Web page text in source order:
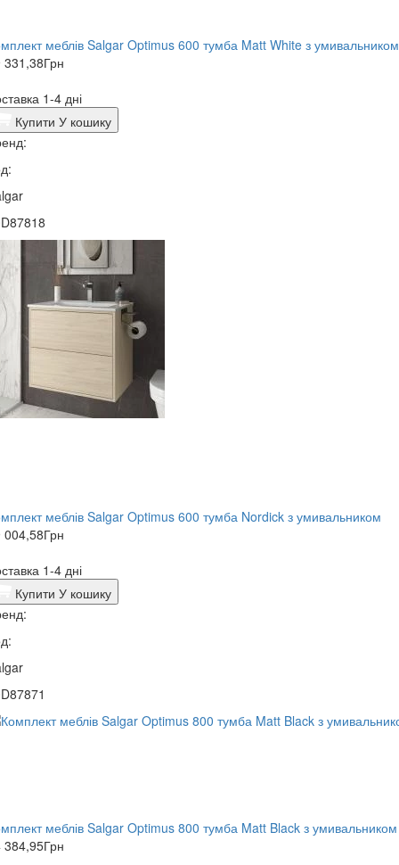
меблів Salgar Optimus 600 тумба Matt White з умивальником
331,38Грн
1-4 дні
Купити У кошику
меблів Salgar Optimus 600 тумба Nordick з умивальником
004,58Грн
1-4 дні
Купити У кошику
меблів Salgar Optimus 800 тумба Matt Black з умивальником
384,95Грн